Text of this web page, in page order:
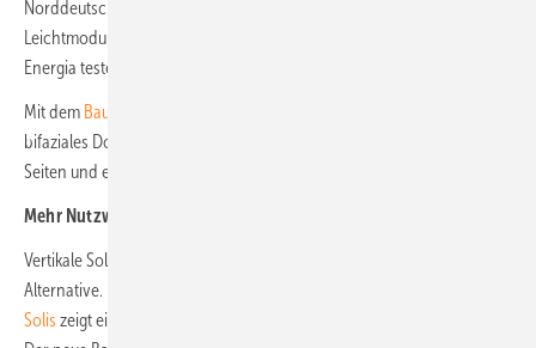
Norddeutschland hat in Lissabon ein Pilotprojekt mit seinen solaren
Leichtmodulen umgesetzt. Der portugiesische Energiekonzern Galp
Energia testet die Module auf einem Tankstellendach.
Mit dem Bauder Solar M 450
bifaziales Doppelglasmodul. Es nutzt das Sonnenlicht von beiden
Seiten und erzielt so bis zu 30 Prozent höhere Erträge. (nhp)
Mehr Nutzwert und Fachwissen für Sie:
Vertikale Solarsysteme wie von
Alternative.
Solis zeigt einen neuen Hybridwechselrichter mit 125 Kilowatt.